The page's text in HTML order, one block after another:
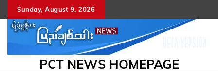
to
content
Sunday, August 9, 2026
PCT NEWS HOMEPAGE